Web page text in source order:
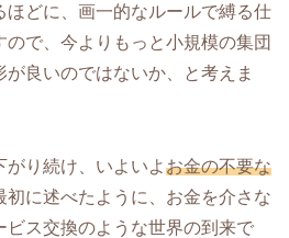
ほどに、画一的なルールで縛る仕
で、今よりもっと小規模の集団
良いのではないか、と考えま
り続け、いよいよお金の不要な
初に述べたように、お金を介さな
ビス交換のような世界の到来で